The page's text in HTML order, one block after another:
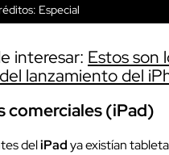
Especial
interesar: Estos son
lanzamiento del
comerciales (iPad)
deliPadya existían